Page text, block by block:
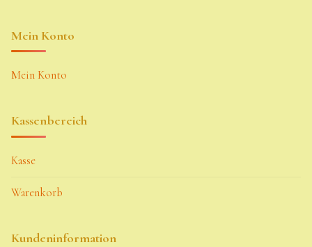
Mein Konto
Mein Konto
Kassenbereich
Kasse
Warenkorb
Kundeninformation